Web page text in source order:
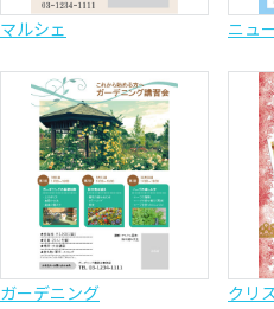
マルシェ ニュ
ガーデニング クリ